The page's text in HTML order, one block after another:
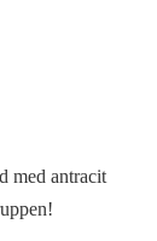
med antracit